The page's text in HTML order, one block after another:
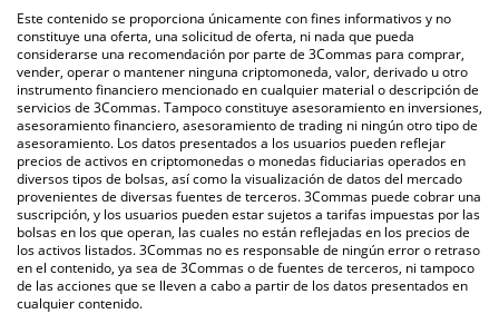
También puedes utilizar nuestra tabla de precios de Equium que
se encuentra arriba para verificar el último precio de Equium en
las principales monedas fiduciarias y criptomonedas.
otras.
Este contenido se proporciona únicamente con fines informativos y no
constituye una oferta, una solicitud de oferta, ni nada que pueda
considerarse una recomendación por parte de 3Commas para comprar,
vender, operar o mantener ninguna criptomoneda, valor, derivado u otro
instrumento financiero mencionado en cualquier material o descripción de
servicios de 3Commas. Tampoco constituye asesoramiento en inversiones,
asesoramiento financiero, asesoramiento de trading ni ningún otro tipo de
asesoramiento. Los datos presentados a los usuarios pueden reflejar
precios de activos en criptomonedas o monedas fiduciarias operados en
diversos tipos de bolsas, así como la visualización de datos del mercado
provenientes de diversas fuentes de terceros. 3Commas puede cobrar una
suscripción, y los usuarios pueden estar sujetos a tarifas impuestas por las
bolsas en los que operan, las cuales no están reflejadas en los precios de
los activos listados. 3Commas no es responsable de ningún error o retraso
en el contenido, ya sea de 3Commas o de fuentes de terceros, ni tampoco
de las acciones que se lleven a cabo a partir de los datos presentados en
cualquier contenido.